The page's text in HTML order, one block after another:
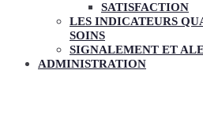
SATISFACTION
LES INDICATEURS
SOINS
SIGNALEMENT ET
ADMINISTRATION